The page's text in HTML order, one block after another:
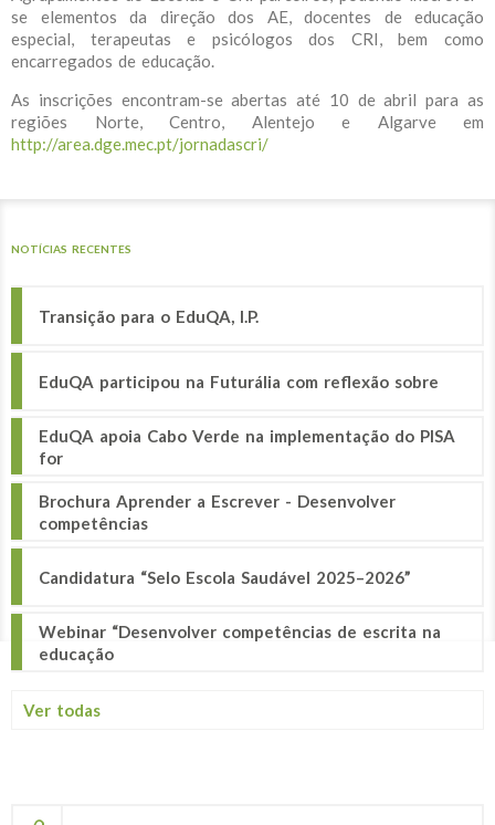
se elementos da direção dos AE, docentes de educação
especial, terapeutas e psicólogos dos CRI, bem como
encarregados de educação.
As inscrições encontram-se abertas até 10 de abril para as
regiões Norte, Centro, Alentejo e Algarve em
http://area.dge.mec.pt/jornadascri/
NOTÍCIAS RECENTES
Transição para o EduQA, I.P.
EduQA participou na Futurália com reflexão sobre
EduQA apoia Cabo Verde na implementação do PISA
for
Brochura Aprender a Escrever - Desenvolver
competências
Candidatura “Selo Escola Saudável 2025–2026”
Webinar “Desenvolver competências de escrita na
educação
Ver todas